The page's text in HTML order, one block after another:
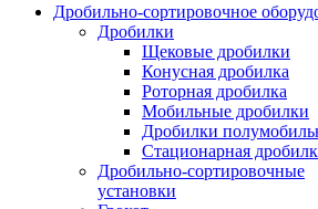
Дробильно-сортировочное
Дробилки
Щековые дробилки
Конусная дробилка
Роторная дробилка
Мобильные дробилки
Дробилки
Стационарная
Дробильно-сортировочные
установки